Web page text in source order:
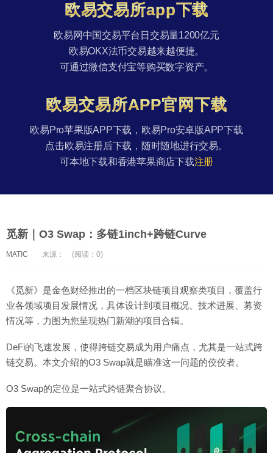
欧易交易所app下载
欧易网中国交易平台日交易量1200亿元
欧易OKX法币交易越来越便捷。
可通过微信支付宝等购买数字资产。
欧易交易所APP官网下载
欧易Pro苹果版APP下载，欧易Pro安卓版APP下载
点击欧易注册后下载，随时随地进行交易。
可本地下载和香港苹果商店下载注册
觅新｜O3 Swap：多链1inch+跨链Curve
MATIC 来源： (阅读：0)
《觅新》是金色财经推出的一档区块链项目观察类项目，覆盖行
业各领域项目发展情况，具体设计到项目概况、技术进展、募资
情况等，力图为您呈现热门新潮的项目合辑。
DeFi的飞速发展，使得跨链交易成为用户痛点，尤其是一站式跨
链交易。本文介绍的O3 Swap就是瞄准这一问题的佼佼者。
O3 Swap的定位是一站式跨链聚合协议。